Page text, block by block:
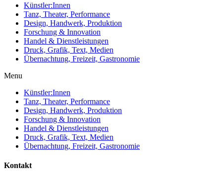
Künstler:Innen
Tanz, Theater, Performance
Design, Handwerk, Produktion
Forschung & Innovation
Handel & Dienstleistungen
Druck, Grafik, Text, Medien
Übernachtung, Freizeit, Gastronomie
Menu
Künstler:Innen
Tanz, Theater, Performance
Design, Handwerk, Produktion
Forschung & Innovation
Handel & Dienstleistungen
Druck, Grafik, Text, Medien
Übernachtung, Freizeit, Gastronomie
Kontakt